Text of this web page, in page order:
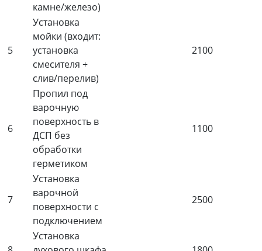
камне/железо)
5
Установка
мойки (входит:
установка
смесителя +
слив/перелив)
2100
6
Пропил под
варочную
поверхность в
ДСП без
обработки
герметиком
1100
7
Установка
варочной
поверхности с
подключением
2500
Установка